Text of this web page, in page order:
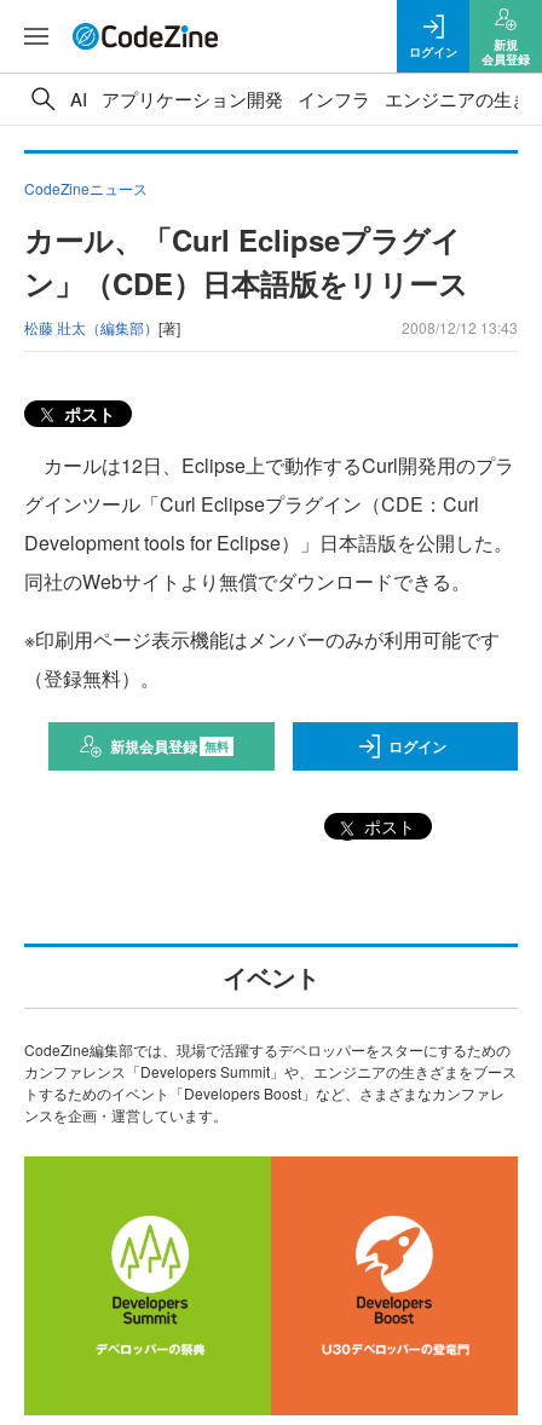
ログイン
新規
会員登録
AI アプリケーション開発 インフラ エンジニアの生き
CodeZineニュース
カール、「Curl Eclipseプラグイ
ン」（CDE）日本語版をリリース
松藤 壯太（編集部） [著] 2008/12/12 13:43
ポスト
カールは12日、Eclipse上で動作するCurl開発用のプラ
グインツール「Curl Eclipseプラグイン（CDE：Curl
Development tools for Eclipse）」日本語版を公開した。
同社のWebサイトより無償でダウンロードできる。
※印刷用ページ表示機能はメンバーのみが利用可能です
（登録無料）。
新規会員登録 無料 ログイン
ポスト
イベント
CodeZine編集部では、現場で活躍するデベロッパーをスターにするための
カンファレンス「Developers Summit」や、エンジニアの生きざまをブース
トするためのイベント「Developers Boost」など、さまざまなカンファレ
ンスを企画・運営しています。